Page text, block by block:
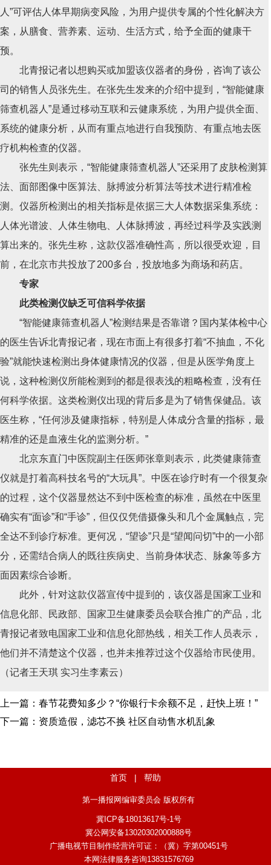
人”可评估人体早期病变风险，为用户提供专属的个性化解决方
案，从膳食、营养素、运动、生活方式，给予全面的健康干
预。
北青报记者以想购买或加盟该仪器者的身份，咨询了该公
司的销售人员张先生。在张先生发来的介绍中提到，“智能健康
筛查机器人”是通过移动互联和云健康系统，为用户提供全面、
系统的健康分析，从而有重点地进行自我预防、有重点地去医
疗机构检查的仪器。
张先生则表示，“智能健康筛查机器人”还采用了皮肤检测算
法、面部图像中医算法、脉搏波分析算法等技术进行精准检
测。仪器所检测出的相关指标是依据三大人体数据采集系统：
人体光谱波、人体生物电、人体脉搏波，再经过科学及实践测
算出来的。张先生称，这款仪器准确性高，所以很受欢迎，目
前，在北京市共投放了200多台，投放地多为商场和药店。
专家
此类检测仪缺乏可信科学依据
“智能健康筛查机器人”检测结果是否靠谱？国内某体检中心
的医生告诉北青报记者，现在市面上有很多打着“不抽血，不化
验”就能快速检测出身体健康情况的仪器，但是从医学角度上
说，这种检测仪所能检测到的都是很表浅的粗略检查，没有任
何科学依据。这类检测仪出现的背后多是为了销售保健品。该
医生称，“任何涉及健康指标，特别是人体成分含量的指标，最
精准的还是血液生化的监测分析。”
北京东直门中医院副主任医师张章则表示，此类健康筛查
仪就是打着高科技名号的“大玩具”。中医在诊疗时有一个很复杂
的过程，这个仪器显然达不到中医检查的标准，虽然在中医里
确实有“面诊”和“手诊”，但仅仅凭借摄像头和几个金属触点，完
全达不到诊疗标准。更何况，“望诊”只是“望闻问切”中的一小部
分，还需结合病人的既往疾病史、当前身体状态、脉象等多方
面因素综合诊断。
此外，针对这款仪器宣传中提到的，该仪器是国家工业和
信息化部、民政部、国家卫生健康委员会联合推广的产品，北
青报记者致电国家工业和信息化部热线，相关工作人员表示，
他们并不清楚这个仪器，也并未推荐过这个仪器给市民使用。
（记者王天琪 实习生李素云）
上一篇： 春节花费知多少？“你银行卡余额不足，赶快上班！”
下一篇： 资质造假，滤芯不换 社区自动售水机乱象
首页 | 帮助
第一播报网编审委员会 版权所有
冀ICP备18013617号-1号
冀公网安备13020302000888号
广播电视节目制作经营许可证：（冀）字第00451号
本网法律服务咨询13831576769